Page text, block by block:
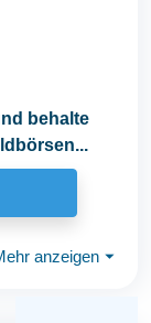
behalte
anzeigen ⏷